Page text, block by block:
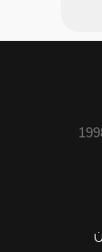
محفوظة © 2026 - 1998